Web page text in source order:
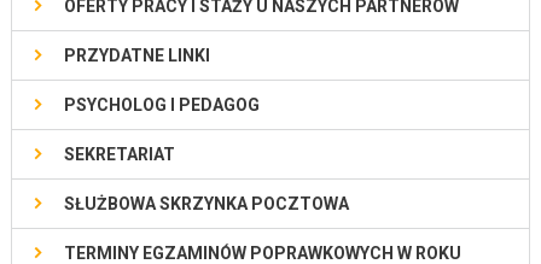
OFERTY PRACY I STAŻY U NASZYCH PARTNERÓW
PRZYDATNE LINKI
PSYCHOLOG I PEDAGOG
SEKRETARIAT
SŁUŻBOWA SKRZYNKA POCZTOWA
TERMINY EGZAMINÓW POPRAWKOWYCH W ROKU